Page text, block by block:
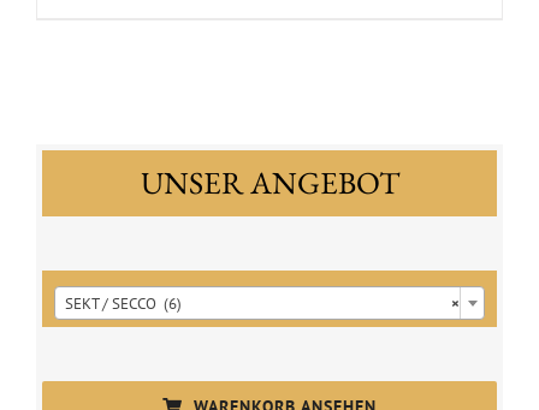
UNSER ANGEBOT
×
SEKT / SECCO (6)